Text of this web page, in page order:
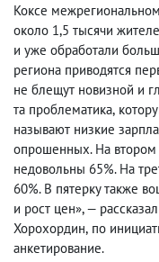
Коксе
около 1,5 тысячи
и уже обработали
региона приводятся
не блещут новизной и
та проблематика,
называют низкие
опрошенных. На втором
недовольны 65%. На
60%. В пятерку также
и рост цен», —
Хорохордин, по
анкетирование.